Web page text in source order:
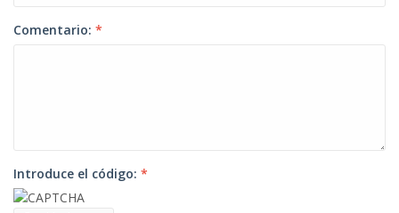
Comentario: *
Introduce el código: *